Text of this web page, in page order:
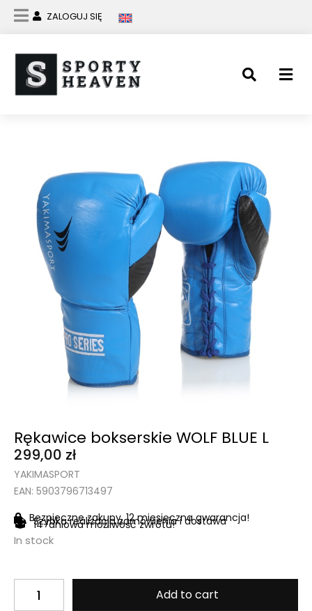
ZALOGUJ SIĘ
Rękawice bokserskie WOLF BLUE L
299,00 zł
YAKIMASPORT
EAN: 5903796713497
Bezpieczne zakupy, 12 miesięczna gwarancja!
Szybka realizacja zamówienia i dostawa
14-dniowa możliwość zwrotu!
In stock
Add to cart